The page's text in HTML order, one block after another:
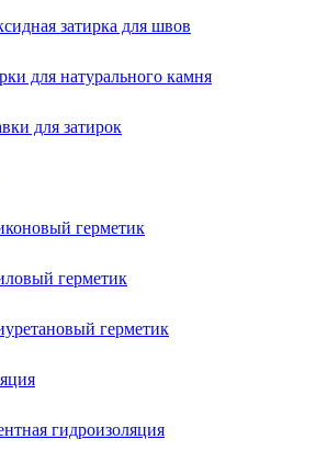
затирка для швов
для натурального камня
для затирок
герметик
герметик
герметик
гидроизоляция